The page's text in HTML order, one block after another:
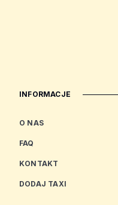
INFORMACJE
O NAS
FAQ
KONTAKT
DODAJ TAXI